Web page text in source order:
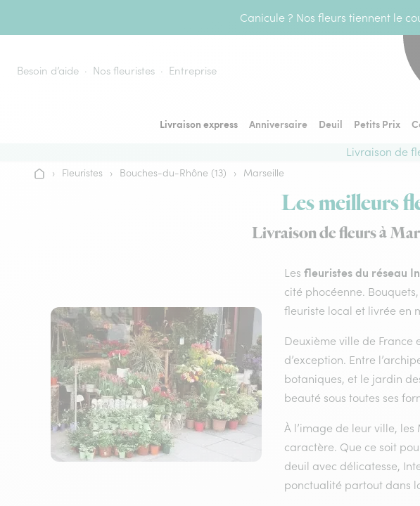
Canicule ? Nos fleurs tiennent le
Besoin d’aide Nos fleuristes Entreprise
Livraison express Anniversaire Deuil Petits Prix
Livraison de
Accueil
› Fleuristes › Bouches-du-Rhône (13) › Marseille
Les meilleurs
Livraison de fleurs à
Les fleuristes du réseau
cité phocéenne.
fleuriste local et livrée en
Deuxième ville de
d’exception. Entre
botaniques, et le jardin
beauté sous toutes ses
À l’image de leur ville,
caractère. Que ce soit
deuil avec délicatesse,
ponctualité partout dans